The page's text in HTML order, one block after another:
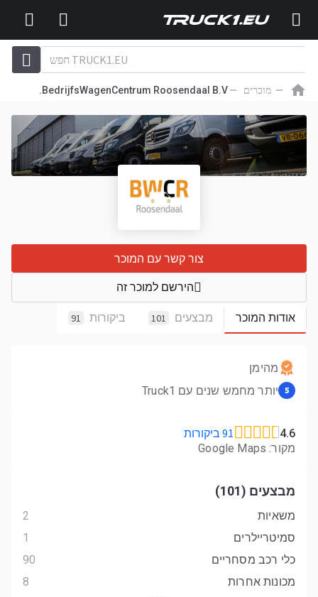
מוכרים BedrijfsWagenCentrum Roosendaal B.V.
אודות המוכר מבצעים 101 ביקורות 91
צור קשר עם המוכר
הירשם למוכר זה
מהימן
5 יותר מחמש שנים עם Truck1
4.6 91 ביקורות
מקור: Google Maps
מבצעים (101)
משאיות
2
סמיטריילרים
1
כלי רכב מסחריים
90
מכונות אחרות
8